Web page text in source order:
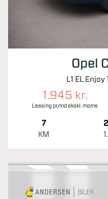
Opel
L1 EL
1.945 kr.
Leasing pr/md ekskl. moms
7
KM